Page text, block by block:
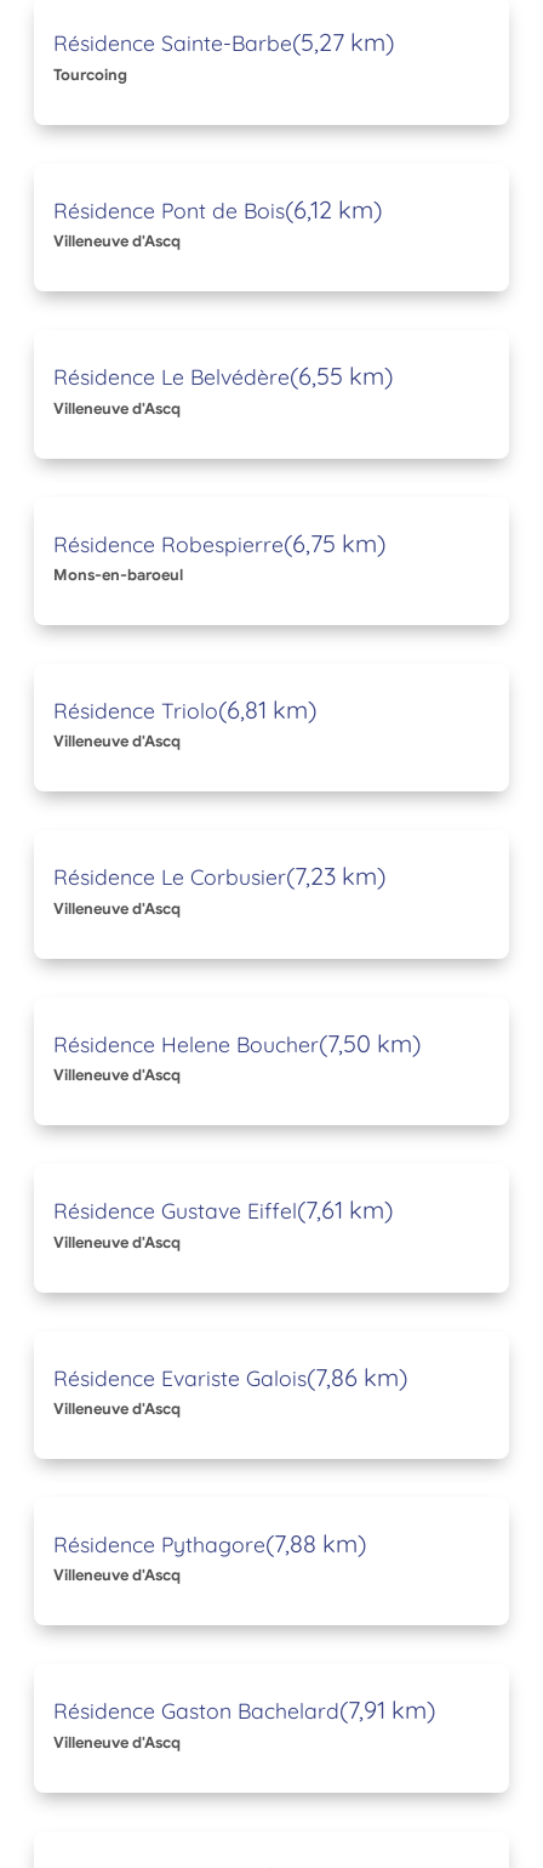
Résidence Sainte-Barbe(5,27 km)
Tourcoing
Résidence Pont de Bois(6,12 km)
Villeneuve d'Ascq
Résidence Le Belvédère(6,55 km)
Villeneuve d'Ascq
Résidence Robespierre(6,75 km)
Mons-en-baroeul
Résidence Triolo(6,81 km)
Villeneuve d'Ascq
Résidence Le Corbusier(7,23 km)
Villeneuve d'Ascq
Résidence Helene Boucher(7,50 km)
Villeneuve d'Ascq
Résidence Gustave Eiffel(7,61 km)
Villeneuve d'Ascq
Résidence Evariste Galois(7,86 km)
Villeneuve d'Ascq
Résidence Pythagore(7,88 km)
Villeneuve d'Ascq
Résidence Gaston Bachelard(7,91 km)
Villeneuve d'Ascq